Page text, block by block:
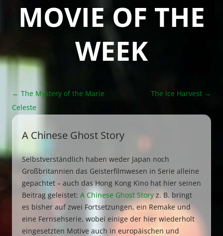
MOVIE OF THE
WEEK
Post
navigation
← The Mystery of the Marie
Celeste
The Ice Harvest →
A Chinese Ghost Story
Selbstverständlich haben weder Japan noch
Großbritannien das Geisterfilmwesen in Serie alleine
gepachtet – auch das Hong Kong Kino hat hier seinen
Beitrag geleistet: A Chinese Ghost Storyz. B. bringt
es bisher auf zwei Fortsetzungen, ein Remake und
eine Fernsehserie, wobei einige der hier wiederholt
eingesetzten Motive auch in europäischen und